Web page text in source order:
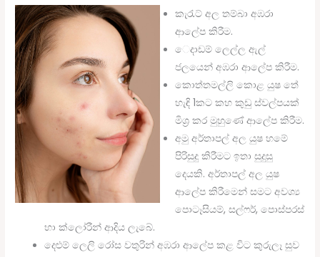
කැරැට් අල තම්බා අඹරා
ආලේප කිරීම.
‍ෙදාඩම් ලෙල්ල ඇල්
ජලයෙන් අඹරා ආලේප කිරීම.
කොත්තමල්ලි කොළ යුෂ තේ
හැඳි 1කට කහ කුඩු ස්වල්පයක්
මිශ්‍ර කර මුහුණේ ආලේප කිරීම.
අමු අර්තාපල් අල යුෂ හමේ
පිරිසුදු කිරීමට ඉතා සුදුසු
දෙයකි. අර්තාපල් අල යුෂ
ආලේප කිරීමෙන් සමට අවශ්‍ය
පොටෑසියම්, සල්ෆර්, පොස්පරස්
හා ක්ලෝරීන් ආදිය ලැබේ.
දෙළුම් ලෙලි රෝස වතුරින් අඹරා ආලේප කළ විට කුරුලෑ සුව